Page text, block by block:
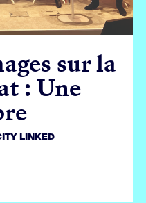
sur la
: Une
LINKED